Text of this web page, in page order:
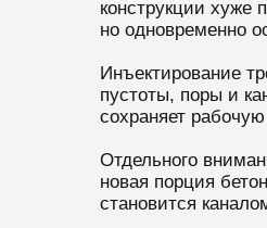
конструкции хуже
но одновременно
Инъектирование
пустоты, поры и
сохраняет
Отдельного
новая порция
становится